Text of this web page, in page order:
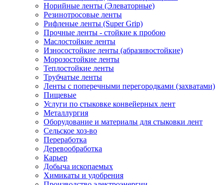
Норийные ленты (Элеваторные)
Резинотросовые ленты
Рифленые ленты (Super Grip)
Прочные ленты - стойкие к пробою
Маслостойкие ленты
Износостойкие ленты (абразивостойкие)
Морозостойкие ленты
Теплостойкие ленты
Трубчатые ленты
Ленты с поперечными перегородками (захватами)
Пищевые
Услуги по стыковке конвейерных лент
Металлургия
Оборудование и материалы для стыковки лент
Сельское хоз-во
Переработка
Деревообработка
Карьер
Добыча ископаемых
Химикаты и удобрения